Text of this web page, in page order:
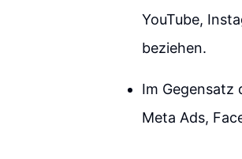
YouTube,
beziehen.
Im Gegensatz
Meta Ads,